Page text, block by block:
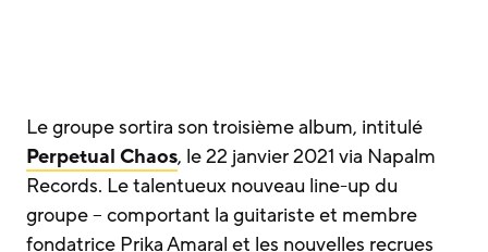
Le groupe sortira son troisième album, intitulé
Perpetual Chaos, le 22 janvier 2021 via Napalm
Records. Le talentueux nouveau line-up du
groupe – comportant la guitariste et membre
fondatrice Prika Amaral et les nouvelles recrues